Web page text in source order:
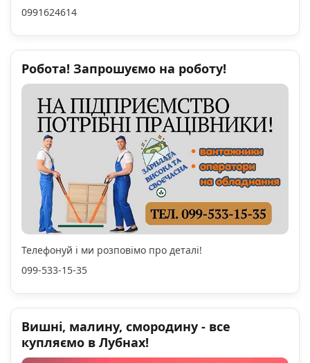
0991624614
Робота! Запрошуємо на роботу!
Телефонуй і ми розповімо про деталі!
099-533-15-35
Вишні, малину, смородину - все
купляємо в Лубнах!